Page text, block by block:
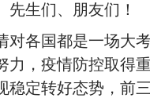
先生们、朋友们！
对各国都是一场大
力，疫情防控取得
稳定转好态势，前